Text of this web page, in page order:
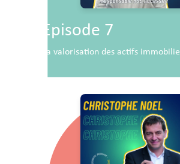
Episode 7
La valorisation des actifs